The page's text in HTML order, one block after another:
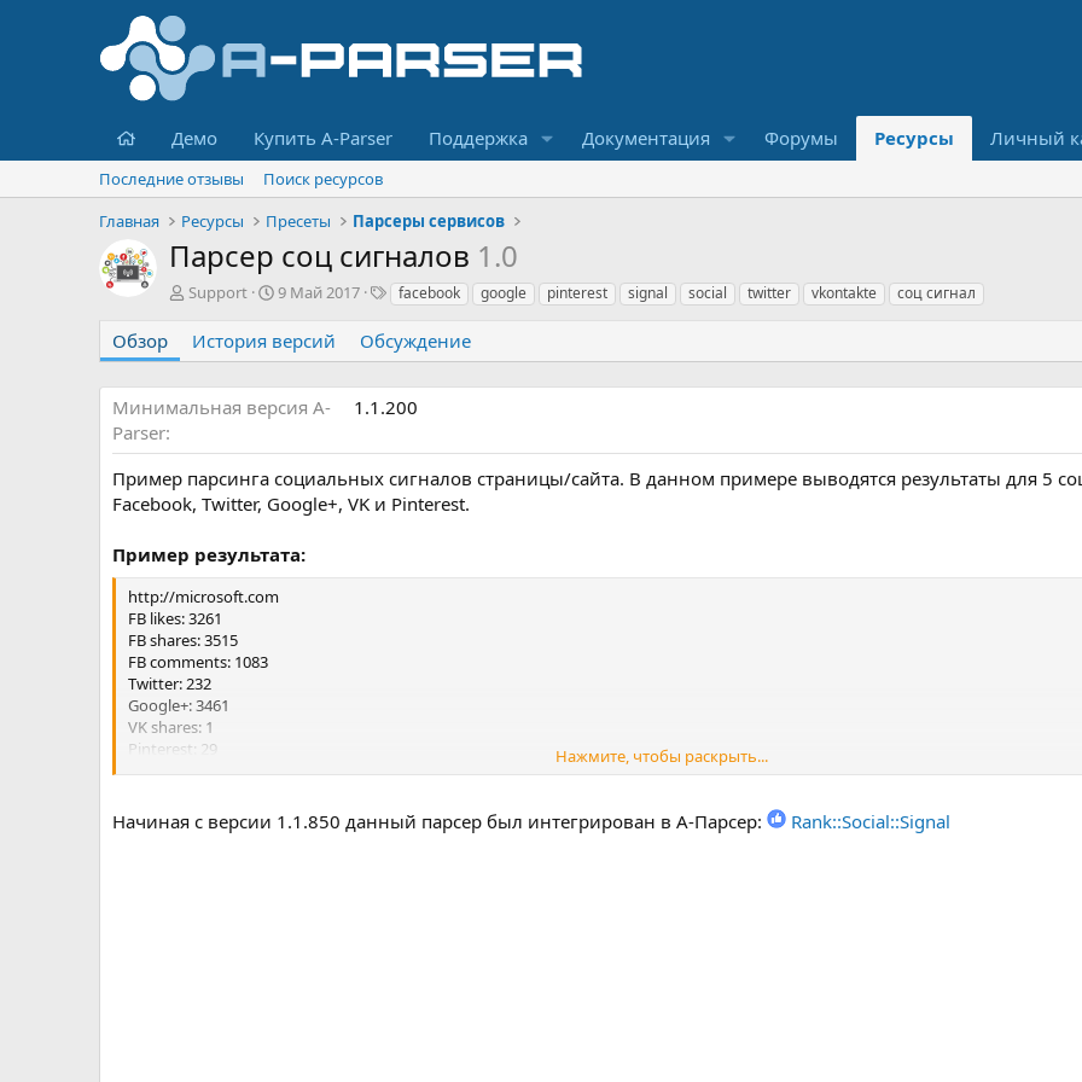
Главная
Демо Купить A-Parser Поддержка Документация Форумы Ресурсы Личный
Последние отзывы
Поиск ресурсов
Главная
Ресурсы Пресеты Парсеры сервисов
Парсер соц сигналов 1.0
А
т
о
Support
Д
т
а
о
н
и
9 Май 2017
Т
г
и
facebook google pinterest signal social twitter vkontakte соц сигнал
Обзор История версий Обсуждение
Минимальная версия A-
Parser
1.1.200
Пример парсинга социальных сигналов страницы/сайта. В данном примере выводятся результаты для 5
Facebook, Twitter, Google+, VK и Pinterest.
Пример результата:
http://microsoft.com
FB likes: 3261
FB shares: 3515
FB comments: 1083
Twitter: 232
Google+: 3461
VK shares: 1
Pinterest: 29
http://a-parser.com
FB shares: 5
FB comments: 7
Нажмите, чтобы раскрыть...
Начиная с версии 1.1.850 данный парсер был интегрирован в А-Парсер: Rank::Social::Signal